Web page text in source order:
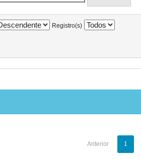
Registro(s)
Anterior 1